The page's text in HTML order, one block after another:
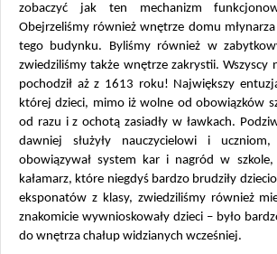
zobaczyć jak ten mechanizm
Obejrzeliśmy również wnętrze domu
tego budynku. Byliśmy również w
zwiedziliśmy także wnętrze zakrystii. Wszyscy
pochodził aż z 1613 roku! Największy
której dzieci, mimo iż wolne od obowiązków
od razu i z ochotą zasiadły w ławkach.
dawniej służyły nauczycielowi i
obowiązywał system kar i nagród w
kałamarz, które niegdyś bardzo brudziły
eksponatów z klasy, zwiedziliśmy również
znakomicie wywnioskowały dzieci – było
do wnętrza chałup widzianych wcześniej.